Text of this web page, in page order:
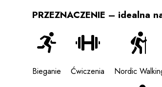
PRZEZNACZENIE – idealna
Bieganie Ćwiczenia Nordic